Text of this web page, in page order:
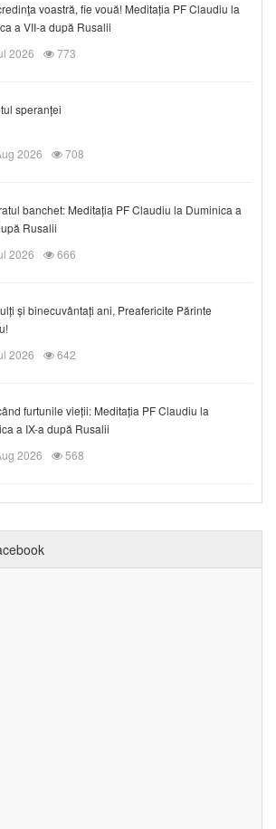
voastră, fie vouă! Meditația PF Claudiu la
a VII-a după Rusalii
2026
773
speranței
2026 708
banchet: Meditația PF Claudiu la Duminica a
Rusalii
2026
666
și binecuvântați ani, Preafericite Părinte
2026
642
furtunile vieții: Meditația PF Claudiu la
a IX-a după Rusalii
2026
568